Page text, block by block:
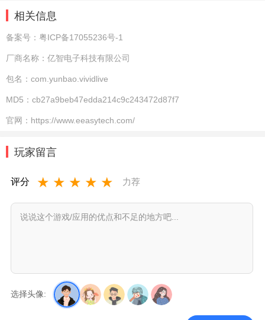
相关信息
备案号： 粤ICP备17055236号-1
厂商名称： 亿智电子科技有限公司
包名： com.yunbao.vividlive
MD5： cb27a9beb47edda214c9c243472d87f7
官网： https://www.eeasytech.com/
玩家留言
评分 ★ ★ ★ ★ ★ 力荐
选择头像: